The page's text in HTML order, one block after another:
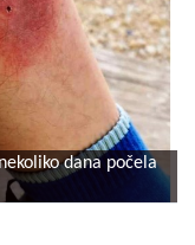
dana počela